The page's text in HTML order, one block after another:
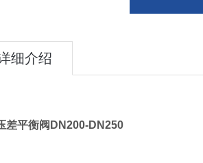
细介绍
差平衡阀DN200-DN250